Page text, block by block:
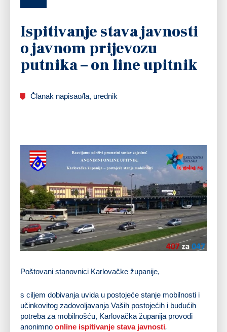
Ispitivanje stava javnosti
o javnom prijevozu
putnika – on line upitnik
Članak napisao/la, urednik
Poštovani stanovnici Karlovačke županije,
s ciljem dobivanja uvida u postojeće stanje mobilnosti i
učinkovitog zadovoljavanja Vaših postojećih i budućih
potreba za mobilnošću, Karlovačka županija provodi
anonimno online ispitivanje stava javnosti.